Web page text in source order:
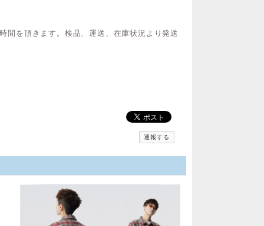
間を頂きます。検品、運送、在庫状況より発送
通報する